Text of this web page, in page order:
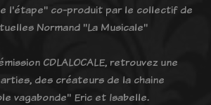
l'étape" co-produit par le collectif de
Normand "La Musicale"
CDLALOCALE, retrouvez une
des créateurs de la chaine
vagabonde" Eric et Isabelle.